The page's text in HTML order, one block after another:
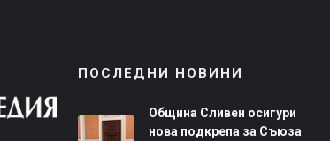
ПОСЛЕДНИ НОВИНИ
Община Сливен осигури
нова подкрепа за Съюза